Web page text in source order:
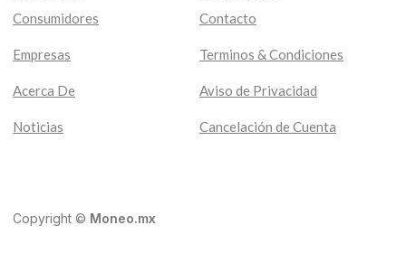
Consumidores
Empresas
Acerca De
Noticias
Contacto
Terminos & Condiciones
Aviso de Privacidad
Cancelación de Cuenta
Copyright © Moneo.mx